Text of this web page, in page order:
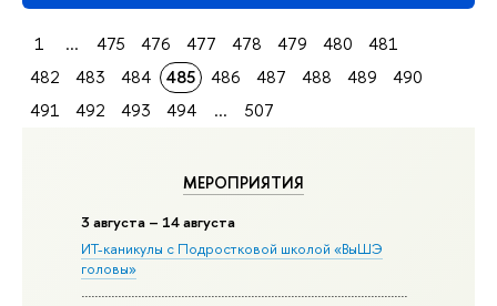
МЕРОПРИЯТИЯ
3 августа – 14 августа
ИТ-каникулы с Подростковой школой «ВыШЭ
головы»
1 ... 475 476 477 478 479 480
481
482
483 484 485 486 487 488 489
490
491
492 493 494 ... 507